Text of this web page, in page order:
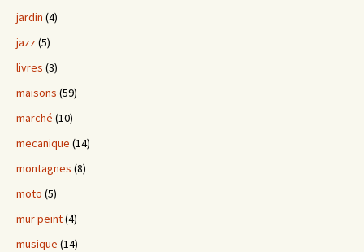
jardin (4)
jazz(5)
livres (3)
maisons (59)
marché (10)
mecanique (14)
montagnes (8)
moto (5)
mur peint(4)
musique (14)